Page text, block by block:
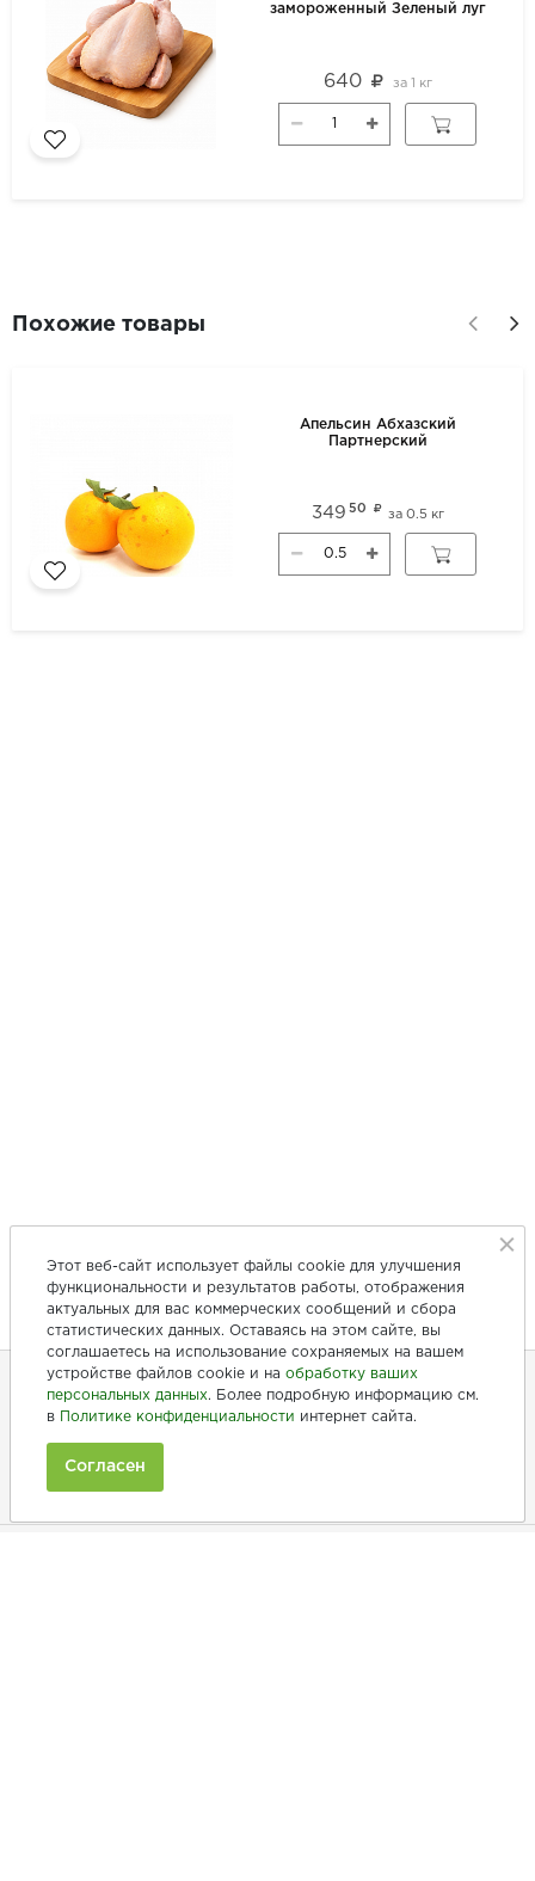
замороженный Зеленый луг
640 за 1 кг
Похожие товары
Апельсин Абхазский
Партнерский
349 50 за 0.5 кг
+7 (846) 275-20-10
Этот веб-сайт использует файлы cookie для улучшения
функциональности и результатов работы, отображения
актуальных для вас коммерческих сообщений и сбора
статистических данных. Оставаясь на этом сайте, вы
соглашаетесь на использование сохраняемых на вашем
устройстве файлов cookie и на обработку ваших
персональных данных. Более подробную информацию см.
в
Политике конфиденциальности интернет сайта.
Согласен